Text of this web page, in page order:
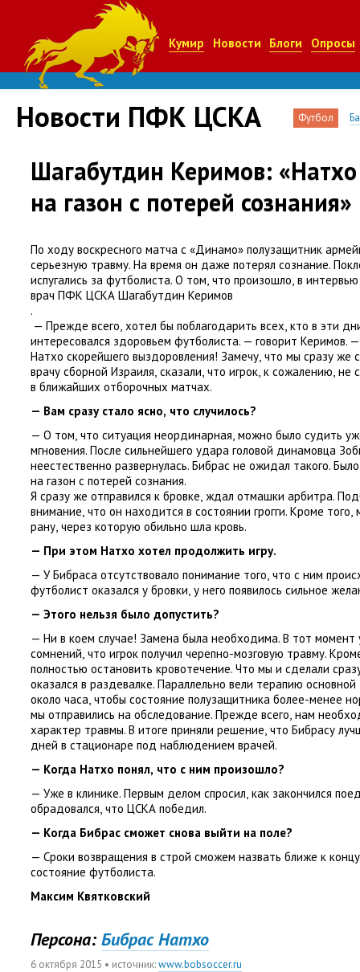
Кумир Новости Блоги Опросы
Новости ПФК ЦСКА Футбол
Шагабутдин Керимов:
на газон с потерей сознания»
По ходу воскресного матча с «Динамо» полузащитник
серьезную травму. На время он даже потерял сознание.
испугались за футболиста. О том, что произошло, в
врач ПФК ЦСКА Шагабутдин Керимов
.
— Прежде всего, хотел бы поблагодарить всех, кто в эти
интересовался здоровьем футболиста. — говорит Керимов.
Натхо скорейшего выздоровления! Замечу, что мы сразу же
врачу сборной Израиля, сказали, что игрок, к сожалению, не
в ближайших отборочных матчах.
— Вам сразу стало ясно, что случилось?
— О том, что ситуация неординарная, можно было судить
мгновения. После сильнейшего удара головой динамовца
неестественно развернулась. Бибрас не ожидал такого.
на газон с потерей сознания.
Я сразу же отправился к бровке, ждал отмашки арбитра.
внимание, что он находится в состоянии грогги. Кроме того,
рану, через которую обильно шла кровь.
— При этом Натхо хотел продолжить игру.
— У Бибраса отсутствовало понимание того, что с ним
футболист оказался у бровки, у него появилось сильное
— Этого нельзя было допустить?
— Ни в коем случае! Замена была необходима. В тот момент
сомнений, что игрок получил черепно-мозговую травму.
полностью остановить кровотечение. Что мы и сделали
оказался в раздевалке. Параллельно вели терапию
около часа, чтобы состояние полузащитника более-менее
мы отправились на обследование. Прежде всего, нам
характер травмы. В итоге приняли решение, что Бибрасу
дней в стационаре под наблюдением врачей.
— Когда Натхо понял, что с ним произошло?
— Уже в клинике. Первым делом спросил, как закончился
обрадовался, что ЦСКА победил.
— Когда Бибрас сможет снова выйти на поле?
— Сроки возвращения в строй сможем назвать ближе к
состояние футболиста.
Максим Квятковский
Персона: Бибрас Натхо
6 октября 2015 • источник:www.bobsoccer.ru